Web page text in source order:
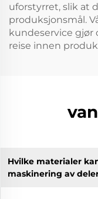
uforstyrret, slik at
produksjonsmål.
kundeservice gjør
reise innen
Hvilke materialer
maskinering av